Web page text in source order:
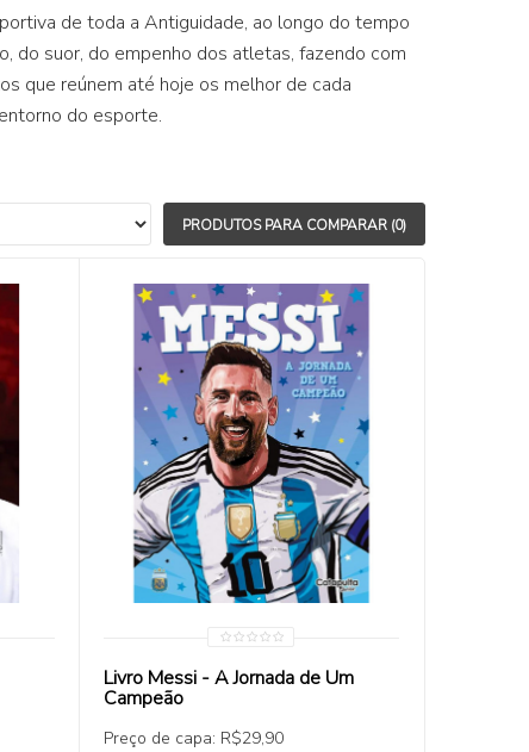
de toda a Antiguidade, ao longo do tempo
do suor, do empenho dos atletas, fazendo com
que reúnem até hoje os melhor de cada
do esporte.
PRODUTOS PARA COMPARAR (0)
Livro Messi - A Jornada de Um
Campeão
Preço de capa: R$29,90
COMPRAR